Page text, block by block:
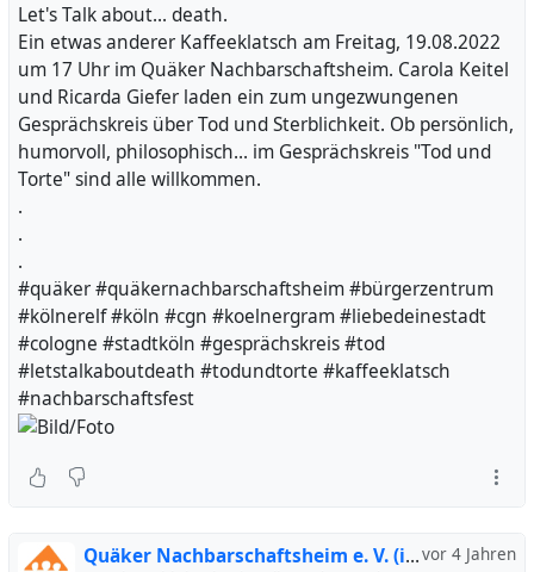
Let's Talk about... death.
Ein etwas anderer Kaffeeklatsch am Freitag, 19.08.2022
um 17 Uhr im Quäker Nachbarschaftsheim. Carola Keitel
und Ricarda Giefer laden ein zum ungezwungenen
Gesprächskreis über Tod und Sterblichkeit. Ob persönlich,
humorvoll, philosophisch... im Gesprächskreis "Tod und
Torte" sind alle willkommen.
.
.
.
#quäker #quäkernachbarschaftsheim #bürgerzentrum
#kölnerelf #köln #cgn #koelnergram #liebedeinestadt
#cologne #stadtköln #gesprächskreis #tod
#letstalkaboutdeath #todundtorte #kaffeeklatsch
#nachbarschaftsfest
vor 4 Jahren
Quäker Nachbarschaftsheim e. V. (inoffiziell)